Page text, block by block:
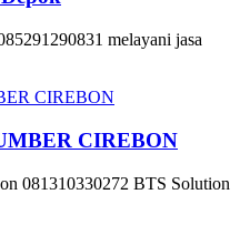
melayani jasa
CIREBON
081310330272 BTS Solution